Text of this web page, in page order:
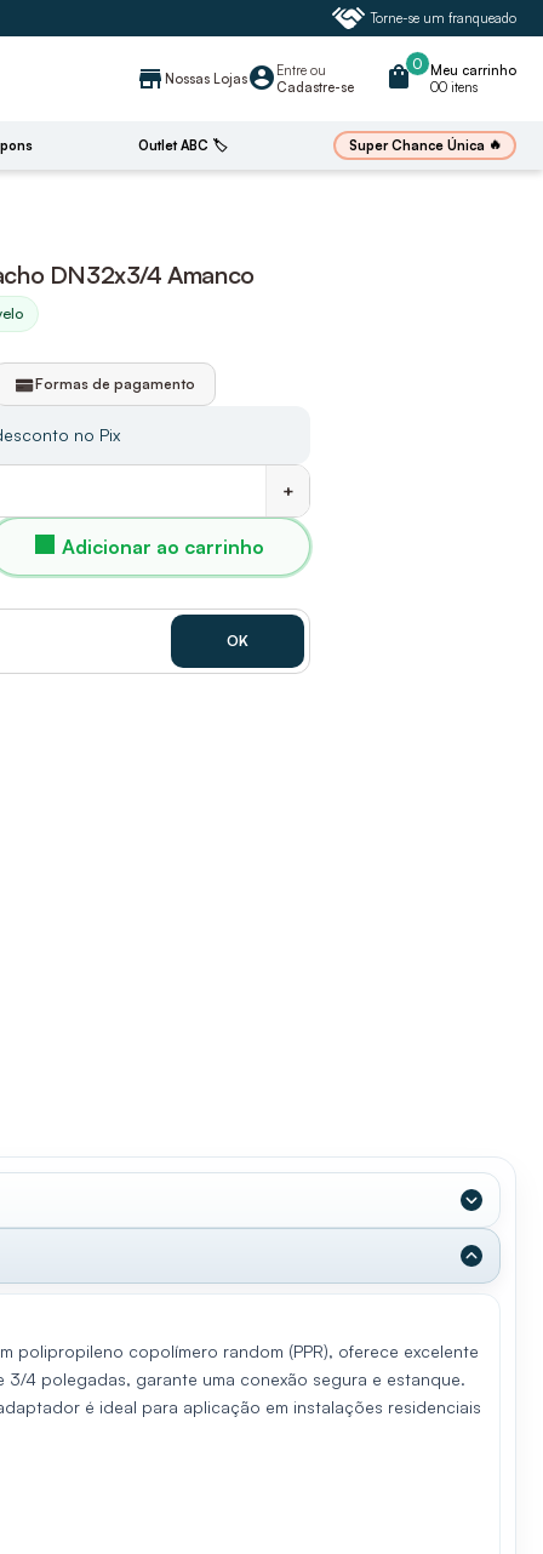
Torne-se um franqueado
store Nossas Lojasaccount_circle Entre ou
Cadastre-se
0
shopping_bag
Meu carrinho
00 itens
Outlet ABC 🏷️ Super Chance Única 🔥
DN32x3/4 Amanco
no Pix
Formas de pagamento
+
Adicionar ao carrinho
polipropileno copolímero random (PPR), oferece excelente
4 polegadas, garante uma conexão segura e estanque.
é ideal para aplicação em instalações residenciais